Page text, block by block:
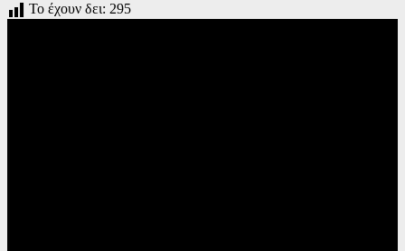
Το έχουν δει: 295